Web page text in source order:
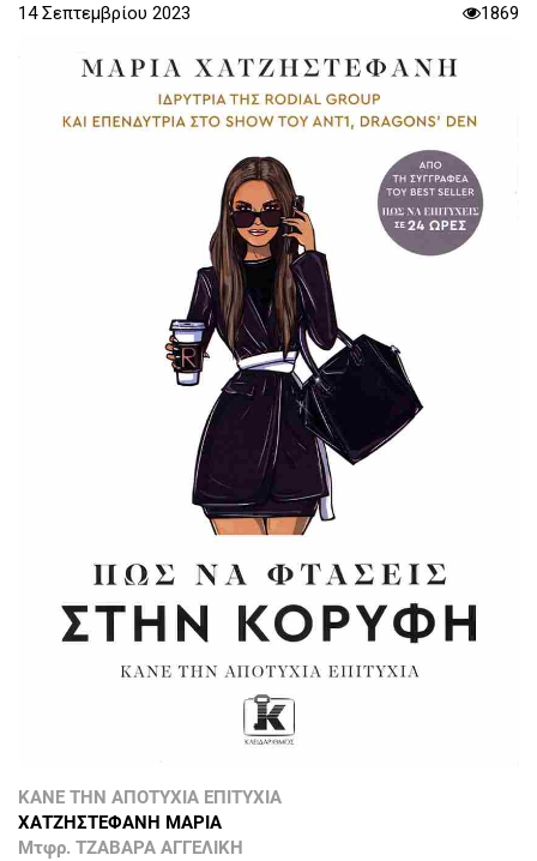
14 Σεπτεμβρίου 2023 1869
ΚΑΝΕ ΤΗΝ ΑΠΟΤΥΧΙΑ ΕΠΙΤΥΧΙΑ
ΧΑΤΖΗΣΤΕΦΑΝΗ ΜΑΡΙΑ
Μτφρ. ΤΖΑΒΑΡΑ ΑΓΓΕΛΙΚΗ